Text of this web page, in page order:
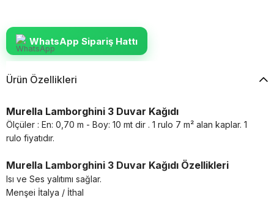
WhatsApp Sipariş Hattı
Ürün Özellikleri
Murella Lamborghini 3 Duvar Kağıdı
Ölçüler : En: 0,70 m - Boy: 10 mt dir . 1 rulo 7 m² alan kaplar. 1
rulo fiyatıdır.
Murella Lamborghini 3 Duvar Kağıdı Özellikleri
Isı ve Ses yalıtımı sağlar.
Menşei İtalya / İthal